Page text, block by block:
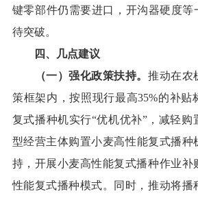
键零部件仍需要进口，开沟器硬度等
待突破。
四、几点建议
（一）强化政策扶持。 推动在农
策框架内，按照现行最高35%的补贴
复式播种机实行“优机优补”，减轻购
型经营主体购置小麦高性能复式播种
持，开展小麦高性能复式播种作业补
性能复式播种模式。同时， 推动将播